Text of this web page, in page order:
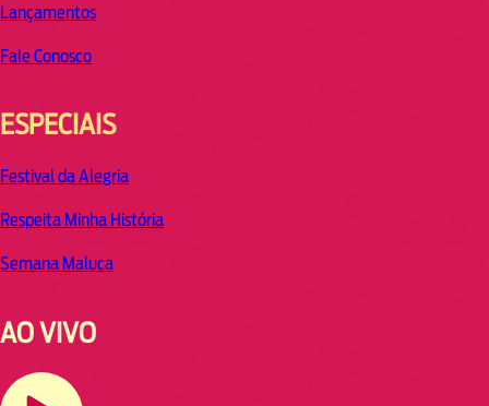
Lançamentos
Fale Conosco
ESPECIAIS
Festival da Alegria
Respeita Minha História
Semana Maluca
AO VIVO